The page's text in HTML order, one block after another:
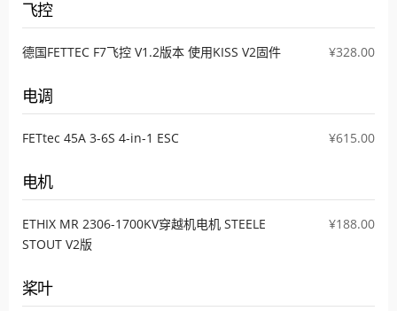
飞控
德国FETTEC F7飞控 V1.2版本 使用KISS V2固件 ¥328.00
电调
FETtec 45A 3-6S 4-in-1 ESC ¥615.00
电机
ETHIX MR 2306-1700KV穿越机电机 STEELE
STOUT V2版
¥188.00
桨叶